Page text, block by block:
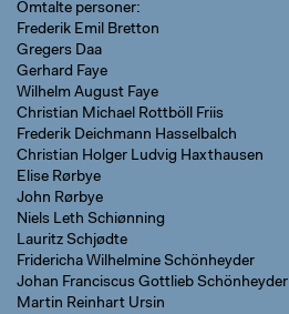
Omtalte personer
Frederik Emil Bretton
Gregers Daa
Gerhard Faye
Wilhelm August Faye
Christian Michael Rottböll Friis
Frederik Deichmann Hasselbalch
Christian Holger Ludvig Haxthausen
Elise Rørbye
John Rørbye
Niels Leth Schiønning
Lauritz Schjødte
Fridericha Wilhelmine Schönheyder
Johan Franciscus Gottlieb Schönheyder
Martin Reinhart Ursin